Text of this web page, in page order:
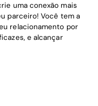
uma conexão mais
parceiro! Você tem a
relacionamento por
e alcançar